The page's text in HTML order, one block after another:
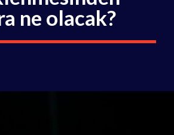
ne olacak?